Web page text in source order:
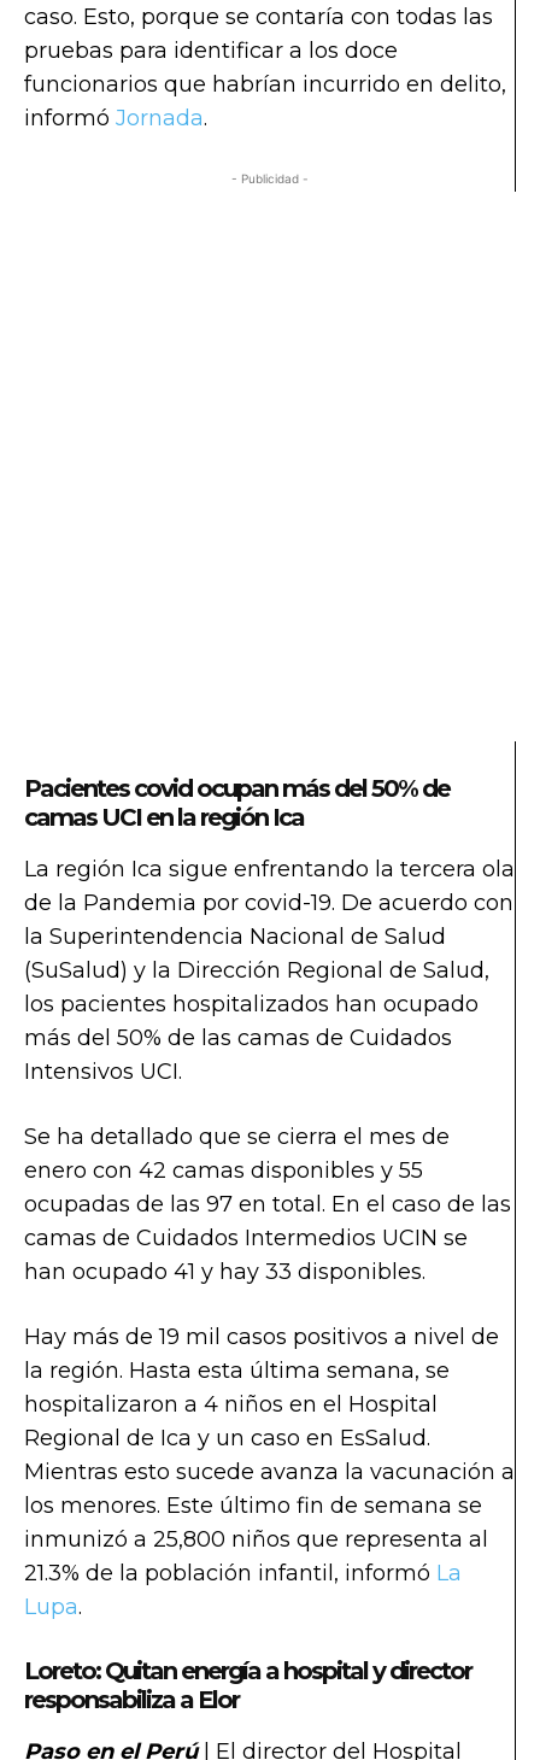
caso. Esto, porque se contaría con todas las
pruebas para identificar a los doce
funcionarios que habrían incurrido en delito,
informó Jornada.
- Publicidad -
Pacientes covid ocupan más del 50% de
camas UCI en la región Ica
La región Ica sigue enfrentando la tercera ola
de la Pandemia por covid-19. De acuerdo con
la Superintendencia Nacional de Salud
(SuSalud) y la Dirección Regional de Salud,
los pacientes hospitalizados han ocupado
más del 50% de las camas de Cuidados
Intensivos UCI.
Se ha detallado que se cierra el mes de
enero con 42 camas disponibles y 55
ocupadas de las 97 en total. En el caso de las
camas de Cuidados Intermedios UCIN se
han ocupado 41 y hay 33 disponibles.
Hay más de 19 mil casos positivos a nivel de
la región. Hasta esta última semana, se
hospitalizaron a 4 niños en el Hospital
Regional de Ica y un caso en EsSalud.
Mientras esto sucede avanza la vacunación a
los menores. Este último fin de semana se
inmunizó a 25,800 niños que representa al
21.3% de la población infantil, informó La
Lupa.
Loreto: Quitan energía a hospital y director
responsabiliza a Elor
Paso en el Perú| El director del Hospital